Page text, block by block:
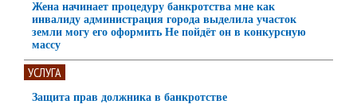
Жена начинает процедуру банкротства мне как
инвалиду администрация города выделила участок
земли могу его оформить Не пойдёт он в конкурсную
массу
УСЛУГА
Защита прав должника в банкротстве